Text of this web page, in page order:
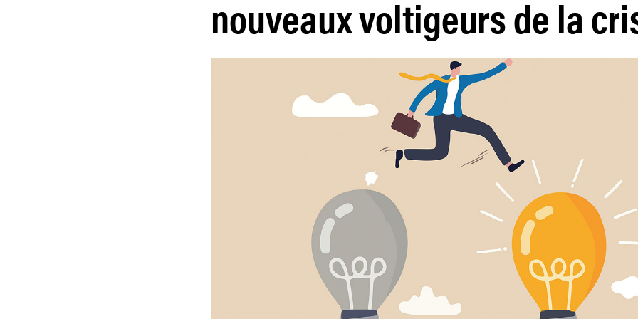
nouveaux voltigeurs de la